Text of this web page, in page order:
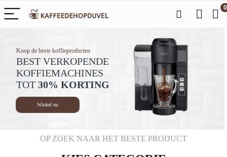
0
BEST VERKOPENDE
KOFFIEMACHINES
TOT 30% KORTING
Koop de beste koffieproducten
Winkel nu
OP ZOEK NAAR HET BESTE PRODUCT